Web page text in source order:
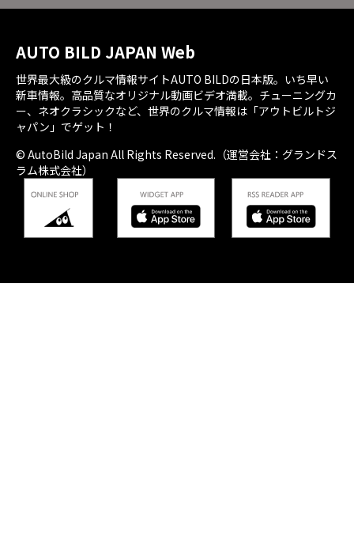
AUTO BILD JAPAN Web
世界最大級のクルマ情報サイトAUTO BILDの日本版。いち早い
新車情報。高品質なオリジナル動画ビデオ満載。チューニングカ
ー、ネオクラシックなど、世界のクルマ情報は「アウトビルトジ
ャパン」でゲット！
© AutoBild Japan All Rights Reserved.（運営会社：グランドス
ラム株式会社）